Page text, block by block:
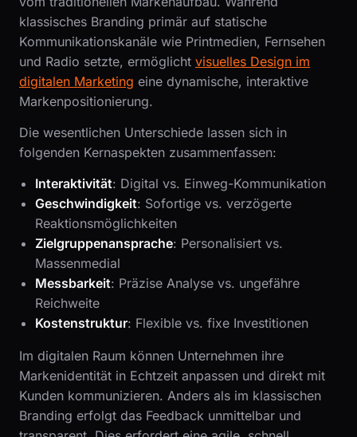
klassisches Branding primär auf statische
Kommunikationskanäle wie Printmedien, Fernsehen
und Radio setzte, ermöglicht visuelles Design im
digitalen Marketing eine dynamische, interaktive
Markenpositionierung.
Die wesentlichen Unterschiede lassen sich in
folgenden Kernaspekten zusammenfassen:
Interaktivität: Digital vs. Einweg-Kommunikation
Geschwindigkeit: Sofortige vs. verzögerte
Reaktionsmöglichkeiten
Zielgruppenansprache: Personalisiert vs.
Massenmedial
Messbarkeit: Präzise Analyse vs. ungefähre
Reichweite
Kostenstruktur: Flexible vs. fixe Investitionen
Im digitalen Raum können Unternehmen ihre
Markenidentität in Echtzeit anpassen und direkt mit
Kunden kommunizieren. Anders als im klassischen
Branding erfolgt das Feedback unmittelbar und